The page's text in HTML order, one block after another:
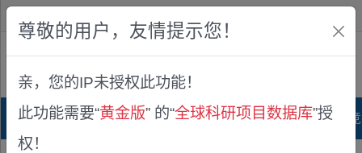
公众版
首页 科研项目库 项目指南库 奖项
尊敬的用户，友情提示您！
亲，您的IP未授权此功能！
此功能需要“黄金版” 的“全球科研项目数据库”授
权！